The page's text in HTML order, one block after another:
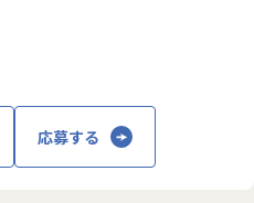
詳細設計／実装
取得奨励制度など、従業員
せることを使命としてい
ティングまで幅広いサービ
。クラウドERPやローコ
業務効率化やDX推進、経
応募する